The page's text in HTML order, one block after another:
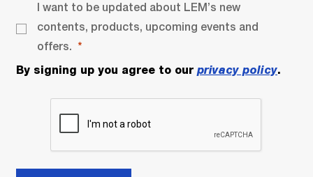
I want to be updated about LEM’s new
contents, products, upcoming events and
offers.
By signing up you agree to our privacy policy.